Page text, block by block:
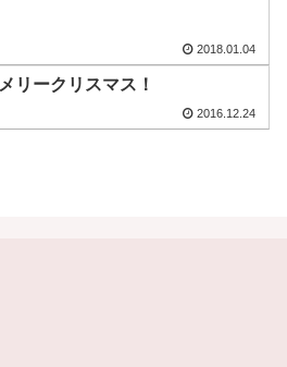
2018.01.04
メリークリスマス！
2016.12.24